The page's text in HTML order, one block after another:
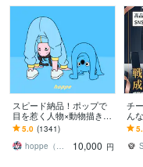
スピード納品！ポップで
目を惹く人物×動物描きま
す 挿絵・動画・グッズな
ど鮮やかな配色で個性を
出したい方へ
5.0 (1341)
hoppe（ほっぺ）
10,000 円
チ
ん
す
心
も